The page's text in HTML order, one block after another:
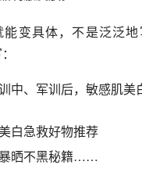
变具体，不是泛泛
中、军训后，敏感肌美
白急救好物推荐
晒不黑秘籍……